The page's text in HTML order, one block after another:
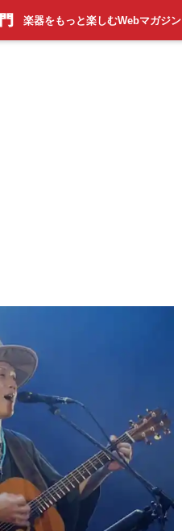
楽器をもっと楽しむWebマガジン